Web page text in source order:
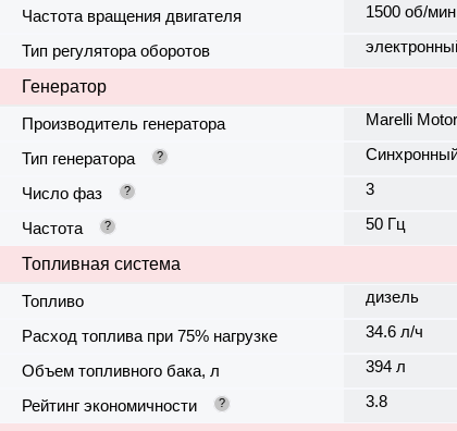
Частота вращения двигателя 1500 об/мин
Тип регулятора оборотов
Генератор
Производитель генератора
Marelli
Тип генератора ?
Число фаз ? 3
Частота ? 50 Гц
Топливная система
Топливо
дизель
Расход топлива при 75% нагрузке 34.6 л/ч
Объем топливного бака, л 394 л
Рейтинг экономичности ? 3.8